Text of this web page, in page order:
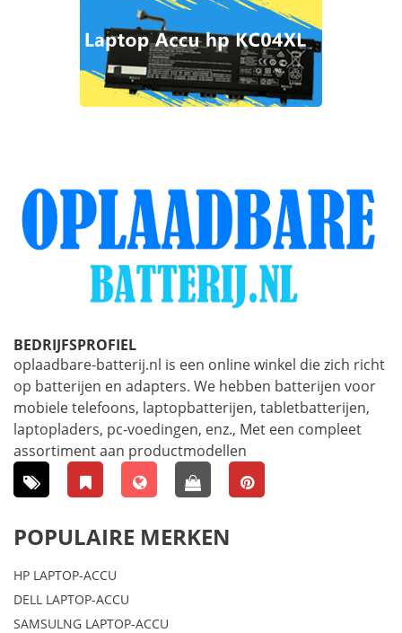
BEDRIJFSPROFIEL
oplaadbare-batterij.nl is een online winkel die zich richt
op batterijen en adapters. We hebben batterijen voor
mobiele telefoons, laptopbatterijen, tabletbatterijen,
laptopladers, pc-voedingen, enz., Met een compleet
assortiment aan productmodellen
POPULAIRE MERKEN
HP LAPTOP-ACCU
DELL LAPTOP-ACCU
SAMSULNG LAPTOP-ACCU